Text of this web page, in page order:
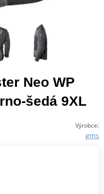
Neo WP
šedá 9XL
Výrobce:
gms